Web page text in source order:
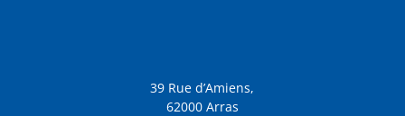
39 Rue d’Amiens,
62000 Arras